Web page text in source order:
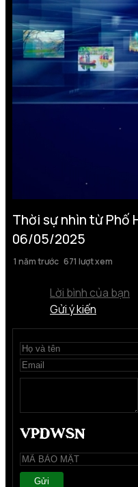
Thời sự nhìn từ Phố
06/05/2025
1 năm trước 671 lượt xem
Lời bình của bạn
Gửi ý kiến
Gửi